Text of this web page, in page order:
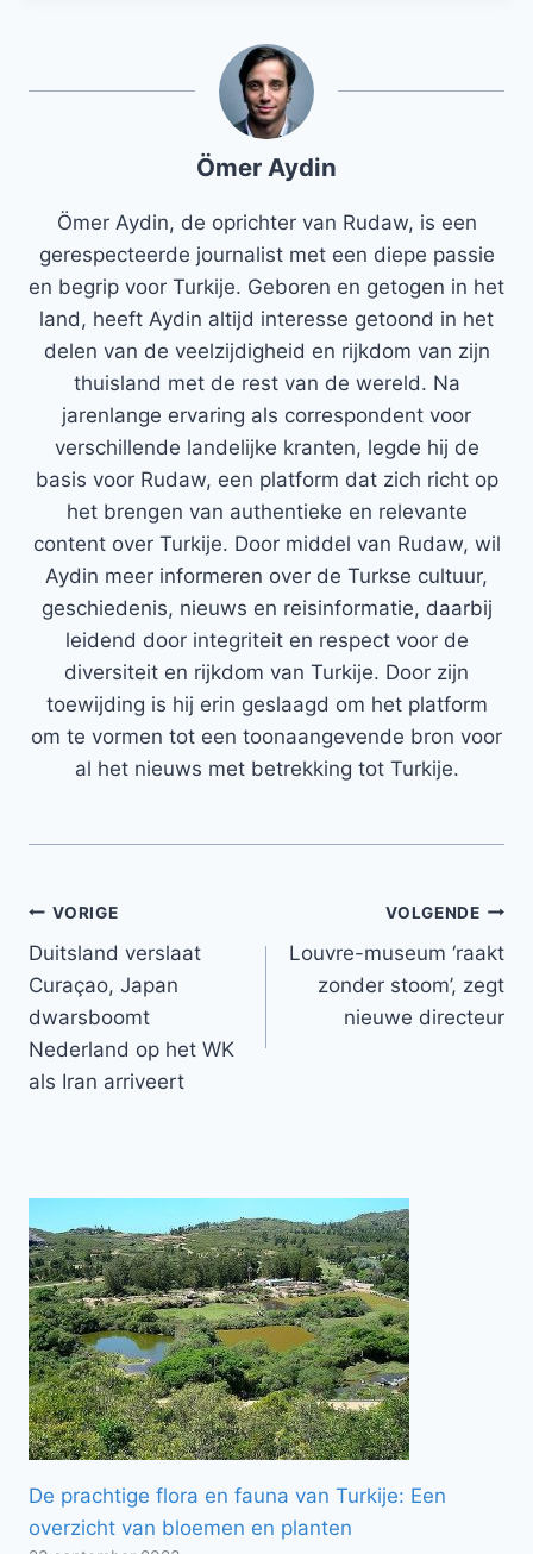
Ömer Aydin
Ömer Aydin, de oprichter van Rudaw, is een
gerespecteerde journalist met een diepe passie
en begrip voor Turkije. Geboren en getogen in het
land, heeft Aydin altijd interesse getoond in het
delen van de veelzijdigheid en rijkdom van zijn
thuisland met de rest van de wereld. Na
jarenlange ervaring als correspondent voor
verschillende landelijke kranten, legde hij de
basis voor Rudaw, een platform dat zich richt op
het brengen van authentieke en relevante
content over Turkije. Door middel van Rudaw, wil
Aydin meer informeren over de Turkse cultuur,
geschiedenis, nieuws en reisinformatie, daarbij
leidend door integriteit en respect voor de
diversiteit en rijkdom van Turkije. Door zijn
toewijding is hij erin geslaagd om het platform
om te vormen tot een toonaangevende bron voor
al het nieuws met betrekking tot Turkije.
Bericht
navigatie
VORIGE
Duitsland verslaat
Curaçao, Japan
dwarsboomt
Nederland op het WK
als Iran arriveert
VOLGENDE
Louvre-museum ‘raakt
zonder stoom’, zegt
nieuwe directeur
De prachtige flora en fauna van Turkije: Een
overzicht van bloemen en planten